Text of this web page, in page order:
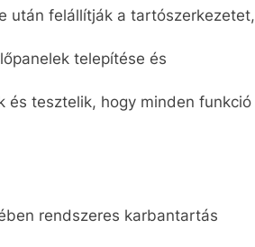
után felállítják a tartószerkezetet,
telepítése és
és tesztelik, hogy minden funkció
rendszeres karbantartás